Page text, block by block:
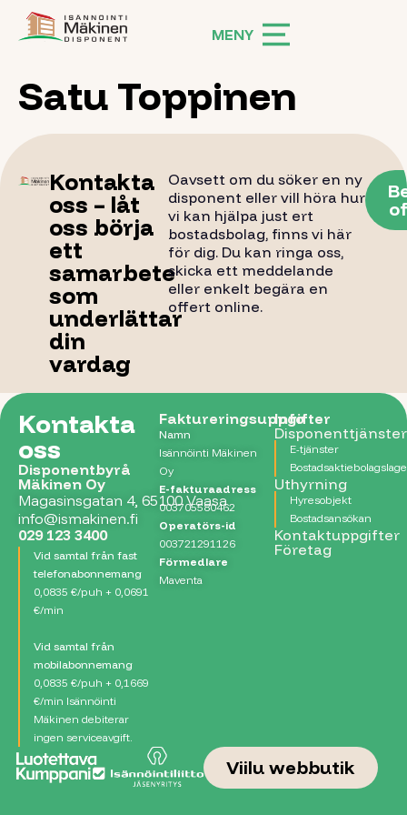
MENY
Starsida
E-tjänster
Bostadsaktiebolagslagen
Uthyrning
Hyresobjekt
Ansvarsfördelning
Företag
Kontaktuppgifter
Viilu webbutik
FI SV
Satu Toppinen
Kontakta
oss – låt
oss börja
ett
samarbete
som
underlättar
din
vardag
Oavsett om du söker en ny
disponent eller vill höra hur
vi kan hjälpa just ert
bostadsbolag, finns vi här
för dig. Du kan ringa oss,
skicka ett meddelande
eller enkelt begära en
offert online.
Kontakta
oss
Disponentbyrå
Mäkinen Oy
Magasinsgatan 4, 65100 Vaasa
info@ismakinen.fi
029 123 3400
Vid samtal från fast
telefonabonnemang
0,0835 €/puh + 0,0691
€/min
Vid samtal från
mobilabonnemang
0,0835 €/puh + 0,1669
€/min Isännöinti
Mäkinen debiterar
ingen serviceavgift.
Faktureringsuppgifter
Namn
Isännöinti Mäkinen
Oy
E-fakturaadress
003705580462
Operatörs-id
003721291126
Förmedlare
Maventa
Info
Disponenttjänster
E-tjänster
Uthyrning
Hyresobjekt
Bostadsansökan
Kontaktuppgifter
Företag
Viilu webbutik